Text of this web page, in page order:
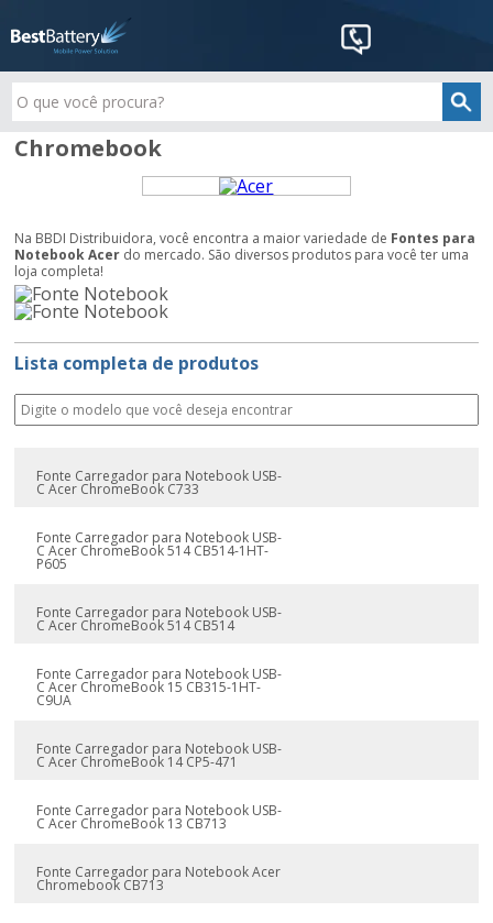
Chromebook
Na BBDI Distribuidora, você encontra a maior variedade de Fontes para
Notebook Acer do mercado. São diversos produtos para você ter uma
loja completa!
Lista completa de produtos
Fonte Carregador para Notebook USB-
C Acer ChromeBook C733
Fonte Carregador para Notebook USB-
C Acer ChromeBook 514 CB514-1HT-
P605
Fonte Carregador para Notebook USB-
C Acer ChromeBook 514 CB514
Fonte Carregador para Notebook USB-
C Acer ChromeBook 15 CB315-1HT-
C9UA
Fonte Carregador para Notebook USB-
C Acer ChromeBook 14 CP5-471
Fonte Carregador para Notebook USB-
C Acer ChromeBook 13 CB713
Fonte Carregador para Notebook Acer
Chromebook CB713